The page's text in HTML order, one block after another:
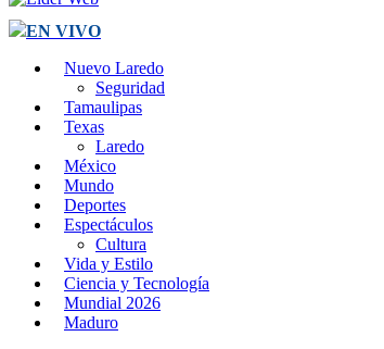
EN VIVO
Nuevo Laredo
Seguridad
Tamaulipas
Texas
Laredo
México
Mundo
Deportes
Espectáculos
Cultura
Vida y Estilo
Ciencia y Tecnología
Mundial 2026
Maduro